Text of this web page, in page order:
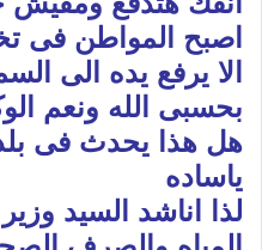
اصبح المواطن فى
الا يرفع يده الى
بحسبى الله ونعم
هل هذا يحدث فى
ياساده
لذا اناشد السيد